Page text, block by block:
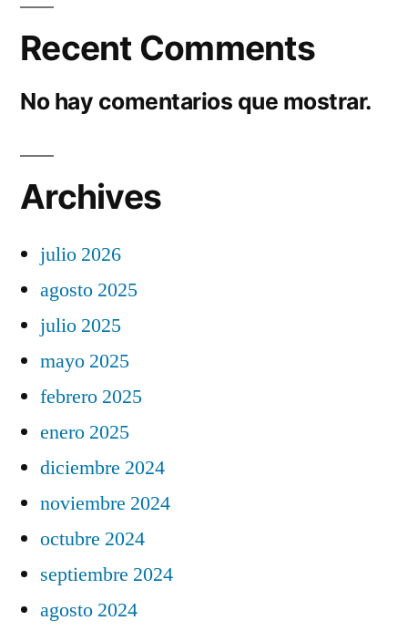
Recent Comments
No hay comentarios que mostrar.
Archives
julio 2026
agosto 2025
julio 2025
mayo 2025
febrero 2025
enero 2025
diciembre 2024
noviembre 2024
octubre 2024
septiembre 2024
agosto 2024